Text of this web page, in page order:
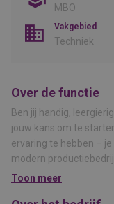
MBO
Vakgebied
Techniek
Over de functie
Ben jij handig,
jouw kans om te
ervaring te hebben –
modern
werken met
Toon meer